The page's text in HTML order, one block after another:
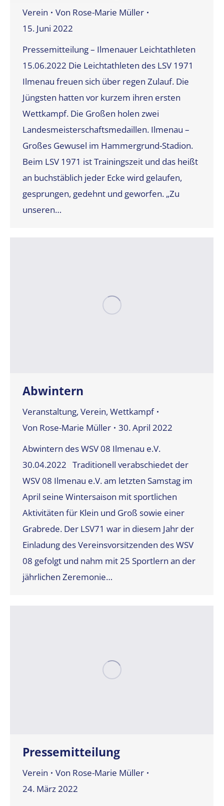
Verein Von Rose-Marie Müller
15. Juni 2022
Pressemitteilung – Ilmenauer Leichtathleten
15.06.2022 Die Leichtathleten des LSV 1971
Ilmenau freuen sich über regen Zulauf. Die
Jüngsten hatten vor kurzem ihren ersten
Wettkampf. Die Großen holen zwei
Landesmeisterschaftsmedaillen. Ilmenau –
Großes Gewusel im Hammergrund-Stadion.
Beim LSV 1971 ist Trainingszeit und das heißt
an buchstäblich jeder Ecke wird gelaufen,
gesprungen, gedehnt und geworfen. „Zu
unseren…
Abwintern
Veranstaltung, Verein, Wettkampf
Von Rose-Marie Müller
30. April 2022
Abwintern des WSV 08 Ilmenau e.V.
30.04.2022 Traditionell verabschiedet der
WSV 08 Ilmenau e.V. am letzten Samstag im
April seine Wintersaison mit sportlichen
Aktivitäten für Klein und Groß sowie einer
Grabrede. Der LSV71 war in diesem Jahr der
Einladung des Vereinsvorsitzenden des WSV
08 gefolgt und nahm mit 25 Sportlern an der
jährlichen Zeremonie…
Pressemitteilung
Verein Von Rose-Marie Müller
24. März 2022